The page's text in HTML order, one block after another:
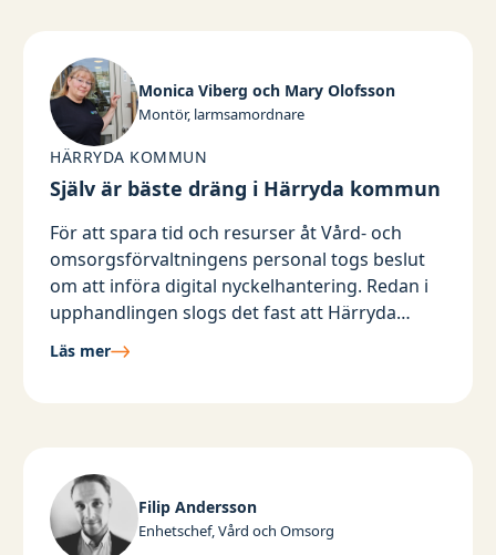
Monica Viberg och Mary Olofsson
Montör, larmsamordnare
HÄRRYDA KOMMUN
Själv är bäste dräng i Härryda kommun
För att spara tid och resurser åt Vård- och
omsorgsförvaltningens personal togs beslut
om att införa digital nyckelhantering. Redan i
upphandlingen slogs det fast att Härryda
kommun själva skulle stå för monteringen.
Läs mer
Filip Andersson
Enhetschef, Vård och Omsorg